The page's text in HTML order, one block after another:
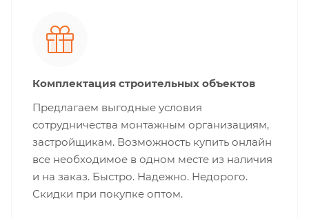
Комплектация строительных объектов
Предлагаем выгодные условия
сотрудничества монтажным организациям,
застройщикам. Возможность купить онлайн
все необходимое в одном месте из наличия
и на заказ. Быстро. Надежно. Недорого.
Скидки при покупке оптом.